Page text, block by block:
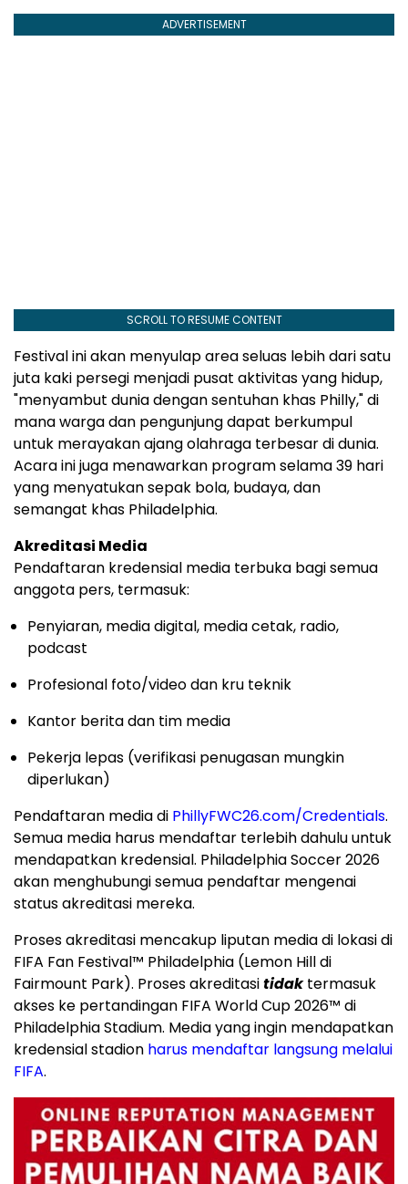
ADVERTISEMENT
SCROLL TO RESUME CONTENT
Festival ini akan menyulap area seluas lebih dari satu
juta kaki persegi menjadi pusat aktivitas yang hidup,
"menyambut dunia dengan sentuhan khas Philly," di
mana warga dan pengunjung dapat berkumpul
untuk merayakan ajang olahraga terbesar di dunia.
Acara ini juga menawarkan program selama 39 hari
yang menyatukan sepak bola, budaya, dan
semangat khas Philadelphia.
Akreditasi Media
Pendaftaran kredensial media terbuka bagi semua
anggota pers, termasuk:
Penyiaran, media digital, media cetak, radio,
podcast
Profesional foto/video dan kru teknik
Kantor berita dan tim media
Pekerja lepas (verifikasi penugasan mungkin
diperlukan)
Pendaftaran media di PhillyFWC26.com/Credentials.
Semua media harus mendaftar terlebih dahulu untuk
mendapatkan kredensial. Philadelphia Soccer 2026
akan menghubungi semua pendaftar mengenai
status akreditasi mereka.
Proses akreditasi mencakup liputan media di lokasi di
FIFA Fan Festival™ Philadelphia (Lemon Hill di
Fairmount Park). Proses akreditasitidaktermasuk
akses ke pertandingan FIFA World Cup 2026™ di
Philadelphia Stadium. Media yang ingin mendapatkan
kredensial stadion harus mendaftar langsung melalui
FIFA.